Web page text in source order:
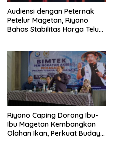
Audiensi dengan Peternak
Petelur Magetan, Riyono
Bahas Stabilitas Harga Telur
Riyono Caping Dorong Ibu-
Ibu Magetan Kembangkan
Olahan Ikan, Perkuat Budaya